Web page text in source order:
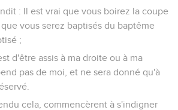
: Il est vrai que vous boirez la coupe
vous serez baptisés du baptême
;
d'être assis à ma droite ou à ma
pas de moi, et ne sera donné qu'à
cela, commencèrent à s'indigner